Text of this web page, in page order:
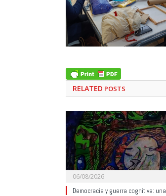
RELATED POSTS
06/08/2026
Democracia y guerra cognitiva: una